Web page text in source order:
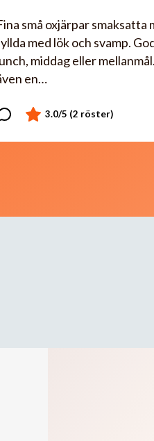
små oxjärpar smaksatta
med lök och svamp.
middag eller
en…